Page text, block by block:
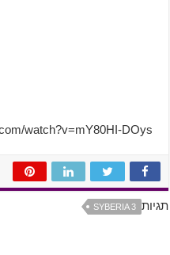
watch?v=mY80HI-DOys
תגיות SYBERIA 3